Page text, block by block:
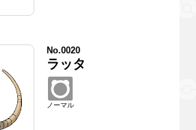
No.0020
ラッタ
ノーマル